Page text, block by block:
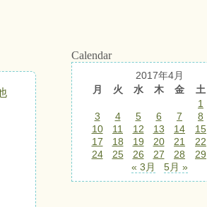
Calendar
2017年4月
月
火 水 木 金 土
1
3
4 5 6 7 8
10
11 12 13 14 15
17
18 19 20 21 22
24
25 26 27 28 29
« 3月
5月 »